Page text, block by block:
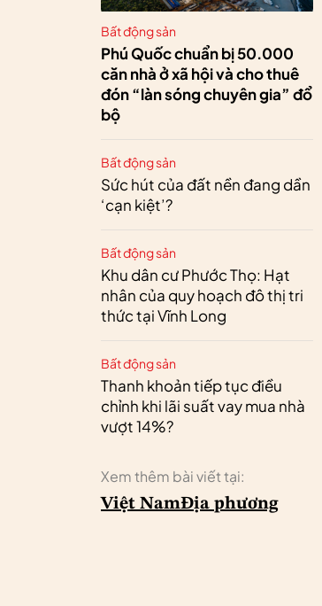
Bất động sản
Phú Quốc chuẩn bị 50.000
căn nhà ở xã hội và cho thuê
đón “làn sóng chuyên gia” đổ
bộ
Bất động sản
Sức hút của đất nền đang dần
‘cạn kiệt’?
Bất động sản
Khu dân cư Phước Thọ: Hạt
nhân của quy hoạch đô thị tri
thức tại Vĩnh Long
Bất động sản
Thanh khoản tiếp tục điều
chỉnh khi lãi suất vay mua nhà
vượt 14%?
Xem thêm bài viết tại:
Việt NamĐịa phương